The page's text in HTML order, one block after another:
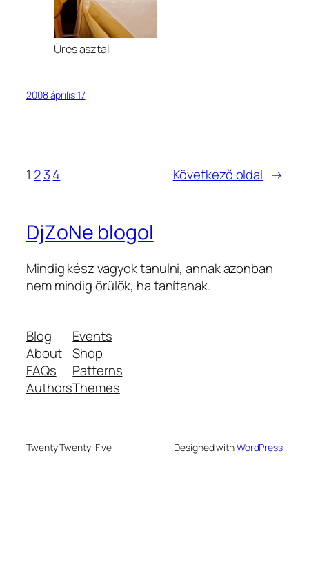
Üres asztal
2008 április 17
1 2 34 Következő oldal →
DjZoNe blogol
Mindig kész vagyok tanulni, annak azonban
nem mindig örülök, ha tanítanak.
Blog
About
FAQs
Authors
Events
Shop
Patterns
Themes
Twenty Twenty-Five Designed withWordPress